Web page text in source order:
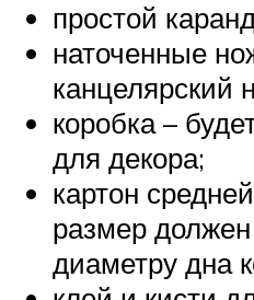
простой
наточенные
канцелярский
коробка –
для декора;
картон
размер должен
диаметру дна